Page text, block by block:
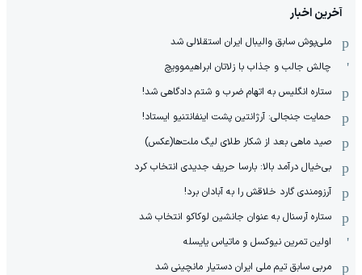
آخرین اخبار
ملی‌پوش سابق والیبال ایران استقلالی شد
چالش جالب و جذاب با زلاتان ابراهیموویچ
ستاره انگلیس به اتهام ضرب و شتم دادگاهی شد!
حمایت جنجالی: آرژانتین پشت اینفانتنیو ایستاد!
صید ماهی بعد از شکار طلای لیگ ملت‌ها(عکس)
بی‌خیال درآمد بالا: بارسا حریف جدیدی انتخاب کرد
آرزومندی گارد خلاقش را به آبادان برد!
ستاره آرسنال به عنوان جانشین لوکاکو انتخاب شد
اولین تمرین نیوکسل و ماتیاس یایسله
مربی سابق تیم ملی ایران دستیار مانچینی شد